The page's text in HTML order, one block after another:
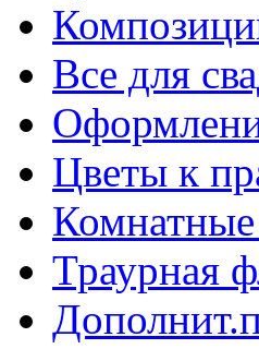
Все для
Цветы к
Комнатные
Траурная